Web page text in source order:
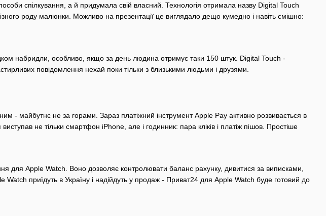
спілкування, а й придумала свій власний. Технологія отримала назву Digital Touch
роду малюнки. Можливо на презентації це виглядало дещо кумедно і навіть смішно:
набридли, особливо, якщо за день людина отримує таки 150 штук. Digital Touch -
повідомлення нехай поки тільки з близькими людьми і друзями.
- майбутнє не за горами. Зараз платіжний інструмент Apple Pay активно розвивається в
не тільки смартфон iPhone, але і годинник: пара кліків і платіж пішов. Простіше
для Apple Watch. Воно дозволяє контролювати баланс рахунку, дивитися за виписками,
приїдуть в Україну і надійдуть у продаж - Приват24 для Apple Watch буде готовий до